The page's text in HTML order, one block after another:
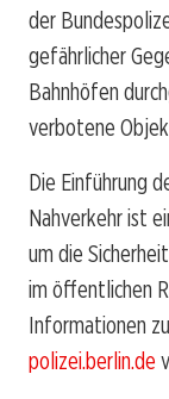
der
gefährlicher
Bahnhöfen
verbotene
Die Einführung
Nahverkehr ist
um die
im öffentlichen
Informationen
polizei.berlin.de